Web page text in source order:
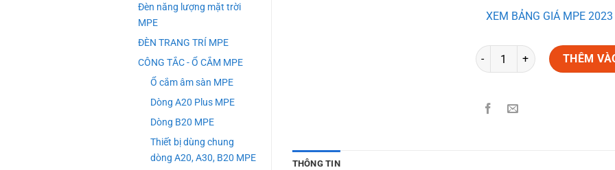
Đèn năng lượng mặt trời
MPE
ĐÈN TRANG TRÍ MPE
CÔNG TẮC - Ổ CẮM MPE
Ổ cắm âm sàn MPE
Dòng A20 Plus MPE
Dòng B20 MPE
Thiết bị dùng chung
dòng A20, A30, B20 MPE
XEM BẢNG GIÁ MPE 2023
Số lượng THÊM
THÔNG TIN